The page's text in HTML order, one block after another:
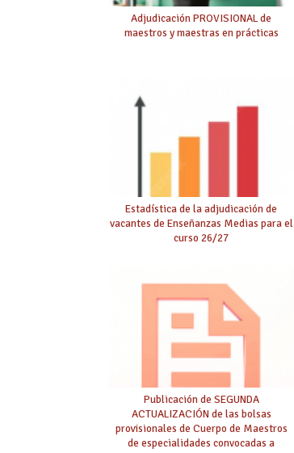
Adjudicación PROVISIONAL de
maestros y maestras en prácticas
Estadística de la adjudicación de
vacantes de Enseñanzas Medias para el
curso 26/27
Publicación de SEGUNDA
ACTUALIZACIÓN de las bolsas
provisionales de Cuerpo de Maestros
de especialidades convocadas a